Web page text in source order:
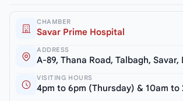
CHAMBER
Savar Prime Hospital
ADDRESS
A-89, Thana Road, Talbagh, Savar,
VISITING HOURS
4pm to 6pm (Thursday) & 10am to